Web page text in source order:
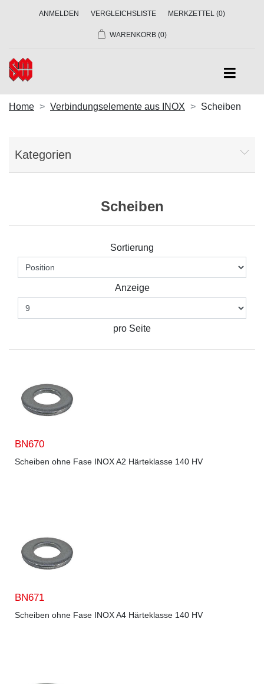
ANMELDEN VERGLEICHSLISTE MERKZETTEL (0)
WARENKORB (0)
Home Verbindungselemente aus INOX Scheiben
Kategorien
Scheiben
Sortierung
Anzeige
pro Seite
BN670
Scheiben ohne Fase INOX A2 Härteklasse 140 HV
BN671
Scheiben ohne Fase INOX A4 Härteklasse 140 HV